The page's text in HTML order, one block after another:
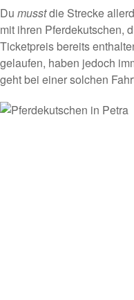
Du musstdie Strecke
mit ihren Pferdekutschen,
Ticketpreis bereits
gelaufen, haben jedoch
geht bei einer solchen